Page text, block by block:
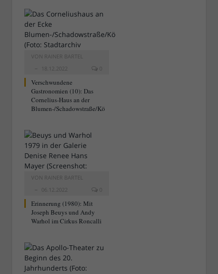
VON RAINER BARTEL
18.12.2022
0
Verschwundene
Gastronomien (10): Das
Cornelius-Haus an der
Blumen-/Schadowstraße/Kö
VON RAINER BARTEL
06.12.2022
0
Erinnerung (1980): Mit
Joseph Beuys und Andy
Warhol im Cirkus Roncalli